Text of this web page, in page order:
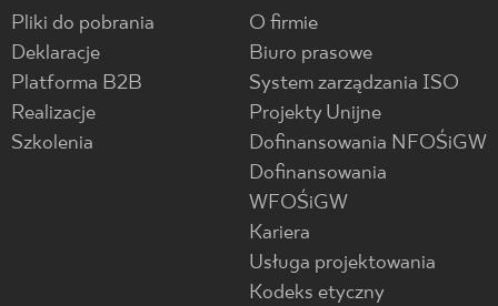
Pliki do pobrania
Deklaracje
Platforma B2B
Realizacje
Szkolenia
O firmie
Biuro prasowe
System zarządzania ISO
Projekty Unijne
Dofinansowania NFOŚiGW
Dofinansowania
WFOŚiGW
Kariera
Usługa projektowania
Kodeks etyczny